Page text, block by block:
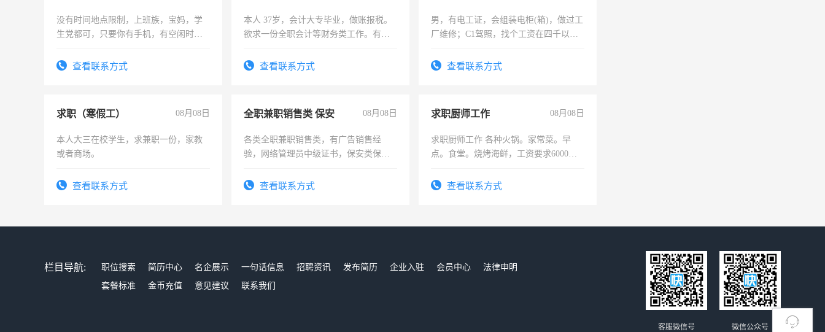
没有时间地点限制，上班族，宝妈，学
生党都可，只要你有手机，有空闲时
勤快的四五十，每天挣零花钱没问题！
查看联系方式
本人 37岁，会计大专毕业，做账报税。
欲求一份全职会计等财务类工作。有会
查看联系方式
男，有电工证，会组装电柜(箱)，做过工
厂维修；C1驾照，找个工资在四千以
电话查看联系方式
求职（寒假工） 08月08日
本人大三在校学生，求兼职一份，家教
或者商场。
查看联系方式
全职兼职销售类 保安 08月08日
各类全职兼职销售类，有广告销售经
验，网络管理员中级证书，保安类保安
有高低压电工证和十几年工作经验
查看联系方式
求职厨师工作 08月08日
求职厨师工作 各种火锅。家常菜。早
点。食堂。烧烤海鲜，工资要求6000以
查看联系方式
栏目导航: 职位搜索 简历中心 名企展示 一句话信息 招聘资讯 发布简历 企业入驻 会员中心
法律申明
套餐标准
金币充值 意见建议 联系我们
微信公众号
客服微信号